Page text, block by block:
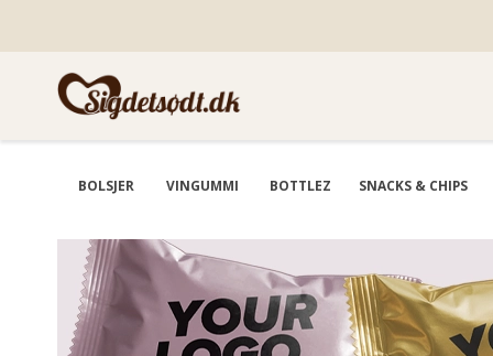
BOLSJER VINGUMMI BOTTLEZ SNACKS & CHIPS